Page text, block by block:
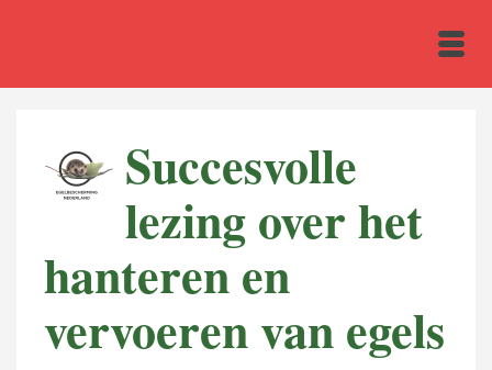
Succesvolle
lezing over het
hanteren en
vervoeren van egels